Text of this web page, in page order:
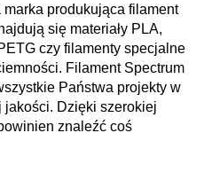
produkująca filament
się materiały PLA,
czy filamenty specjalne
Filament Spectrum
Państwa projekty w
Dzięki szerokiej
znaleźć coś